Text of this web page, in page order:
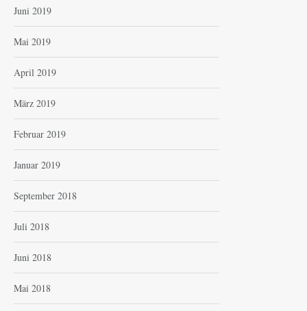
Juni 2019
Mai 2019
April 2019
März 2019
Februar 2019
Januar 2019
September 2018
Juli 2018
Juni 2018
Mai 2018